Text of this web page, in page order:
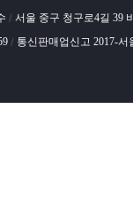
/ 서울 중구 청구로4길 39
/ 통신판매업신고 2017-서